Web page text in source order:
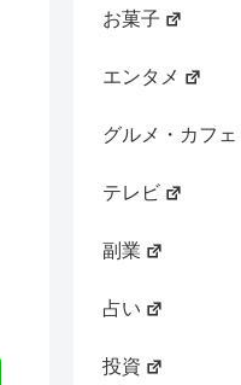
お菓子
エンタメ
グルメ・カフェ
テレビ
副業
占い
投資